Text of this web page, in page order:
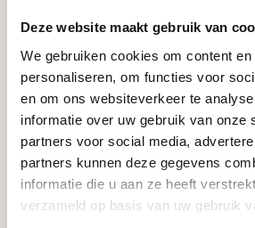
Deze website maakt gebruik van
We gebruiken cookies om content
personaliseren, om functies voor
en om ons websiteverkeer te
informatie over uw gebruik van onze
partners voor social media,
partners kunnen deze gegevens
informatie die u aan ze heeft
verzameld op basis van uw gebruik
Vrijblijvend
Geen probleem, wij hebben
Aangepaste
vakantieperiode
Waardenburg en Vego
de vakantieperiode aangepaste
zaterdag. Bekijk de
actuele openingstijden.